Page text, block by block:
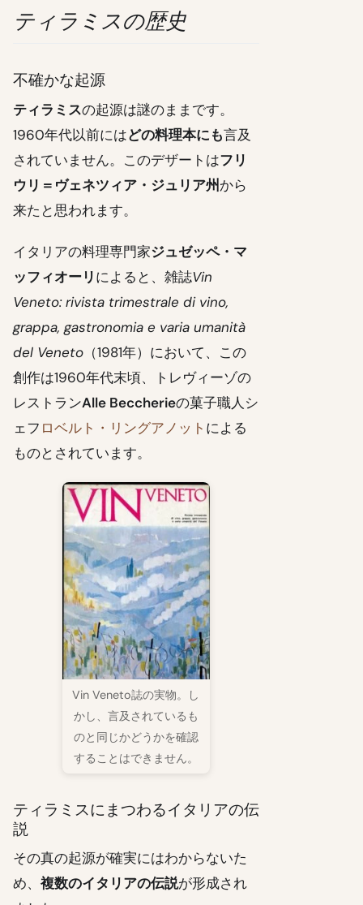
ティラミスの歴史
不確かな起源
ティラミスの起源は謎のままです。
1960年代以前にはどの料理本にも言及
されていません。このデザートはフリ
ウリ＝ヴェネツィア・ジュリア州から
来たと思われます。
イタリアの料理専門家ジュゼッペ・マ
ッフィオーリによると、雑誌Vin
Veneto: rivista trimestrale di vino,
grappa, gastronomia e varia umanità
del Veneto （1981年）において、この
創作は1960年代末頃、トレヴィーゾの
レストランAlle Beccherieの菓子職人シ
ェフ ロベルト・リングアノット による
ものとされています。
Vin Veneto誌の実物。し
かし、言及されているも
のと同じかどうかを確認
することはできません。
ティラミスにまつわるイタリアの伝
説
その真の起源が確実にはわからないた
め、 複数のイタリアの伝説が形成され